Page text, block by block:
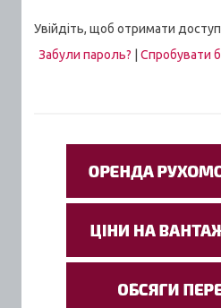
Увійдіть, щоб отримати
Забули пароль?
Спробувати